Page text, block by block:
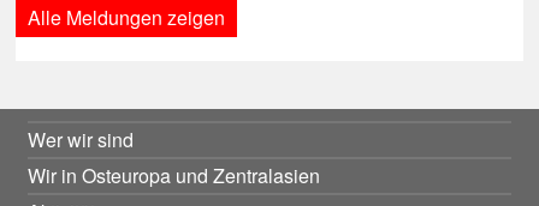
Alle Meldungen zeigen
Wer wir sind
Wir in Osteuropa und Zentralasien